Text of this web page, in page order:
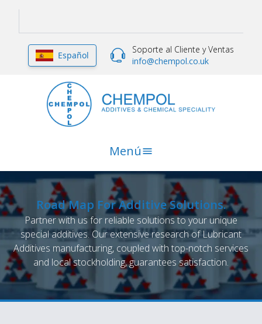
Español
Soporte al Cliente y Ventas
info@chempol.co.uk
Menú
Road Map For Additive Solutions.
Partner with us for reliable solutions to your unique
special additives. Our extensive research of Lubricant
Additives manufacturing, coupled with top-notch services
and local stockholding, guarantees satisfaction.